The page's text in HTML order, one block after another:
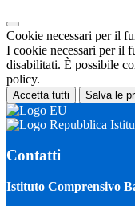
Cookie necessari per il
I cookie necessari per il
disabilitati. È possibile
policy.
Accetta tutti Salva le
Contatti
Istituto Comprensivo